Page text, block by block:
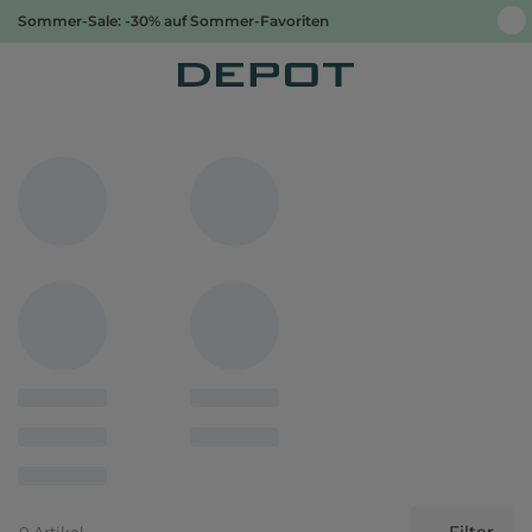
Sommer-Sale: -30% auf Sommer-Favoriten